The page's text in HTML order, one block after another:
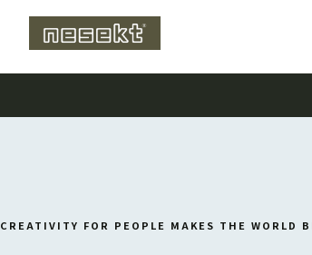
ン
へ
ー
ョ
CREATIVITY FOR PEOPLE MAKES THE WORLD